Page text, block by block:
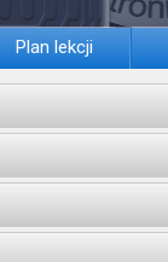
Plan lekcji